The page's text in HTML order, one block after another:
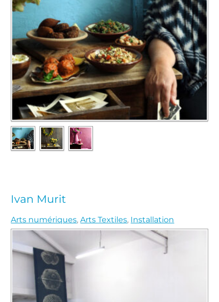
Ivan Murit
Arts numériques,Arts Textiles, Installation